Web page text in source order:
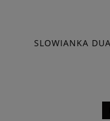
SLOWIANKA